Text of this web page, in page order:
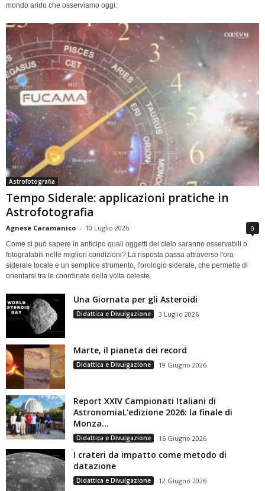
mondo arido che osserviamo oggi.
Astrofotografia
Tempo Siderale: applicazioni pratiche in
Astrofotografia
Agnese Caramanico - 10 Luglio 2026 0
Come si può sapere in anticipo quali oggetti del cielo saranno osservabili o
fotografabili nelle migliori condizioni? La risposta passa attraverso l'ora
siderale locale e un semplice strumento, l'orologio siderale, che permette di
orientarsi tra le coordinate della volta celeste
Una Giornata per gli Asteroidi
Didattica e Divulgazione 3 Luglio 2026
Marte, il pianeta dei record
Didattica e Divulgazione 19 Giugno 2026
Report XXIV Campionati Italiani di
AstronomiaL'edizione 2026: la finale di
Monza...
Didattica e Divulgazione 16 Giugno 2026
I crateri da impatto come metodo di
datazione
Didattica e Divulgazione 12 Giugno 2026